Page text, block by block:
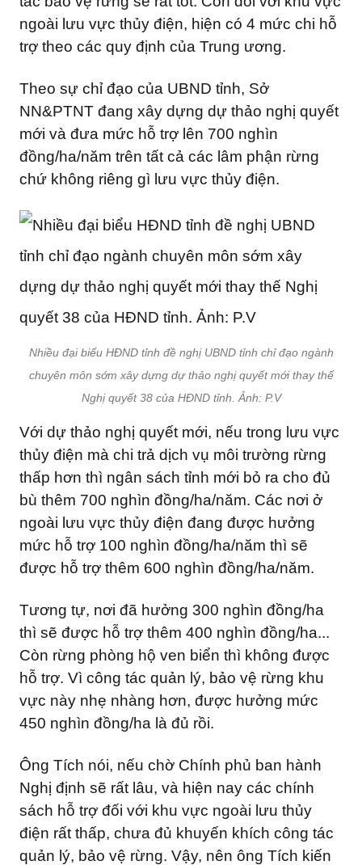
ngoài lưu vực thủy điện, hiện có 4 mức chi hỗ
trợ theo các quy định của Trung ương.
Theo sự chỉ đạo của UBND tỉnh, Sở
NN&PTNT đang xây dựng dự thảo nghị quyết
mới và đưa mức hỗ trợ lên 700 nghìn
đồng/ha/năm trên tất cả các lâm phận rừng
chứ không riêng gì lưu vực thủy điện.
Nhiều đại biểu HĐND tỉnh đề nghị UBND tỉnh chỉ đạo ngành
chuyên môn sớm xây dựng dự thảo nghị quyết mới thay thế
Nghị quyết 38 của HĐND tỉnh. Ảnh: P.V
Với dự thảo nghị quyết mới, nếu trong lưu vực
thủy điện mà chi trả dịch vụ môi trường rừng
thấp hơn thì ngân sách tỉnh mới bỏ ra cho đủ
bù thêm 700 nghìn đồng/ha/năm. Các nơi ở
ngoài lưu vực thủy điện đang được hưởng
mức hỗ trợ 100 nghìn đồng/ha/năm thì sẽ
được hỗ trợ thêm 600 nghìn đồng/ha/năm.
Tương tự, nơi đã hưởng 300 nghìn đồng/ha
thì sẽ được hỗ trợ thêm 400 nghìn đồng/ha...
Còn rừng phòng hộ ven biển thì không được
hỗ trợ. Vì công tác quản lý, bảo vệ rừng khu
vực này nhẹ nhàng hơn, được hưởng mức
450 nghìn đồng/ha là đủ rồi.
Ông Tích nói, nếu chờ Chính phủ ban hành
Nghị định sẽ rất lâu, và hiện nay các chính
sách hỗ trợ đối với khu vực ngoài lưu thủy
điện rất thấp, chưa đủ khuyến khích công tác
quản lý, bảo vệ rừng. Vậy, nên ông Tích kiến